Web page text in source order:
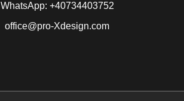
WhatsApp: +40734403752
office@pro-Xdesign.com